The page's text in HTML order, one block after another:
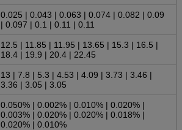
0.025 | 0.043 | 0.063 | 0.074 | 0.082 | 0.09
| 0.097 | 0.1 | 0.11 | 0.11
12.5 | 11.85 | 11.95 | 13.65 | 15.3 | 16.5 |
18.4 | 19.9 | 20.4 | 22.45
13 | 7.8 | 5.3 | 4.53 | 4.09 | 3.73 | 3.46 |
3.36 | 3.05 | 3.05
0.050% | 0.002% | 0.010% | 0.020% |
0.003% | 0.020% | 0.020% | 0.018% |
0.020% | 0.010%